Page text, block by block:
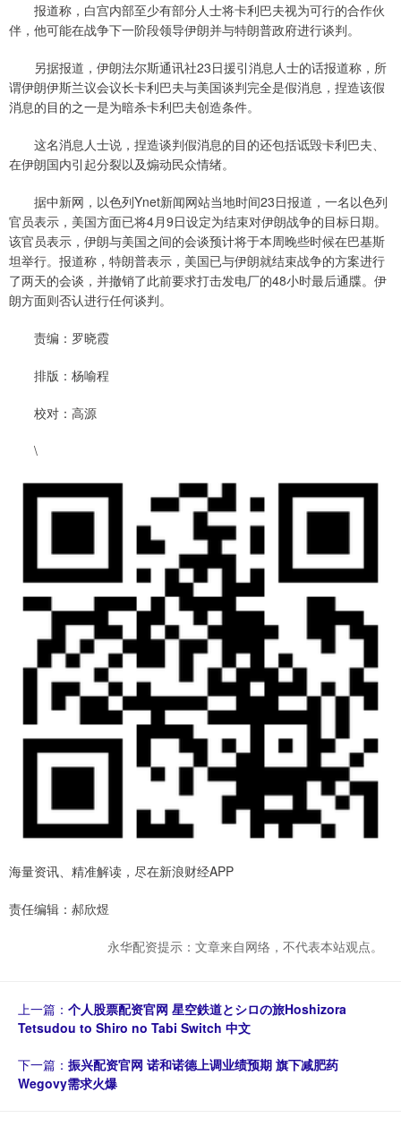
报道称，白宫内部至少有部分人士将卡利巴夫视为可行的合作伙
伴，他可能在战争下一阶段领导伊朗并与特朗普政府进行谈判。
另据报道，伊朗法尔斯通讯社23日援引消息人士的话报道称，所
谓伊朗伊斯兰议会议长卡利巴夫与美国谈判完全是假消息，捏造该假
消息的目的之一是为暗杀卡利巴夫创造条件。
这名消息人士说，捏造谈判假消息的目的还包括诋毁卡利巴夫、
在伊朗国内引起分裂以及煽动民众情绪。
据中新网，以色列Ynet新闻网站当地时间23日报道，一名以色列
官员表示，美国方面已将4月9日设定为结束对伊朗战争的目标日期。
该官员表示，伊朗与美国之间的会谈预计将于本周晚些时候在巴基斯
坦举行。报道称，特朗普表示，美国已与伊朗就结束战争的方案进行
了两天的会谈，并撤销了此前要求打击发电厂的48小时最后通牒。伊
朗方面则否认进行任何谈判。
责编：罗晓霞
排版：杨喻程
校对：高源
\
海量资讯、精准解读，尽在新浪财经APP
责任编辑：郝欣煜
永华配资提示：文章来自网络，不代表本站观点。
上一篇： 个人股票配资官网 星空鉄道とシロの旅Hoshizora
Tetsudou to Shiro no Tabi Switch 中文
下一篇： 振兴配资官网 诺和诺德上调业绩预期 旗下减肥药
Wegovy需求火爆